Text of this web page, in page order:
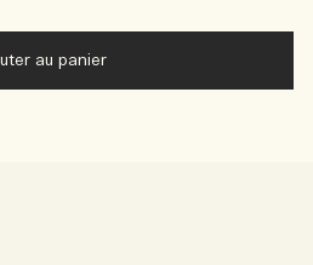
au panier